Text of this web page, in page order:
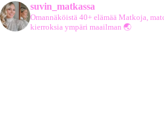
suvin_matkassa
Omannäköistä 40+ elämää Matkoja,
kierroksia ympäri maailman 🌏